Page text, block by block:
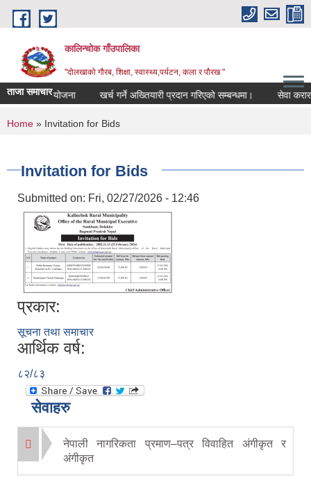
Skip to main content
कालिन्चोक गाँउपालिका
"दोलखाको गौरब, शिक्षा, स्वास्थ्य,पर्यटन, कला र पौरख "
ताजा समाचार
गाउँ शिक्षा योजना खर्च गर्ने अख्तियारी प्रदान गरिएको सम्बन्धमा। सेवा
You are here
Home » Invitation for Bids
Invitation for Bids
Submitted on: Fri, 02/27/2026 - 12:46
प्रकार:
सूचना तथा समाचार
आर्थिक वर्ष:
८२/८३
सेवाहरु
नेपाली नागरिकता प्रमाण–पत्र विवाहित अंगीकृत र
अंगीकृत